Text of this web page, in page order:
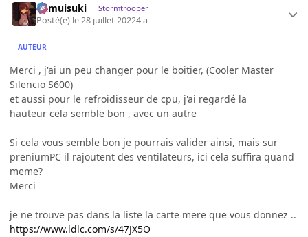
kamuisuki Stormtrooper
Posté(e) le 28 juillet 20224 a
AUTEUR
Merci , j'ai un peu changer pour le boitier, (Cooler Master
Silencio S600)
et aussi pour le refroidisseur de cpu, j'ai regardé la
hauteur cela semble bon , avec un autre
Si cela vous semble bon je pourrais valider ainsi, mais sur
preniumPC il rajoutent des ventilateurs, ici cela suffira quand
meme?
Merci
je ne trouve pas dans la liste la carte mere que vous donnez ..
https://www.ldlc.com/s/47JX5O